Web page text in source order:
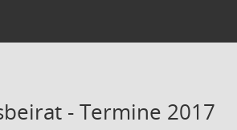
- Termine 2017